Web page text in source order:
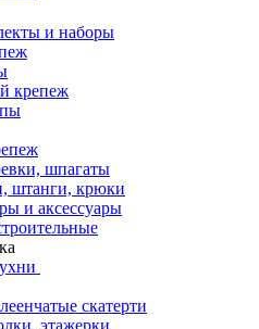
и наборы
крепеж
шпагаты
штанги, крюки
и аксессуары
скатерти
этажерки